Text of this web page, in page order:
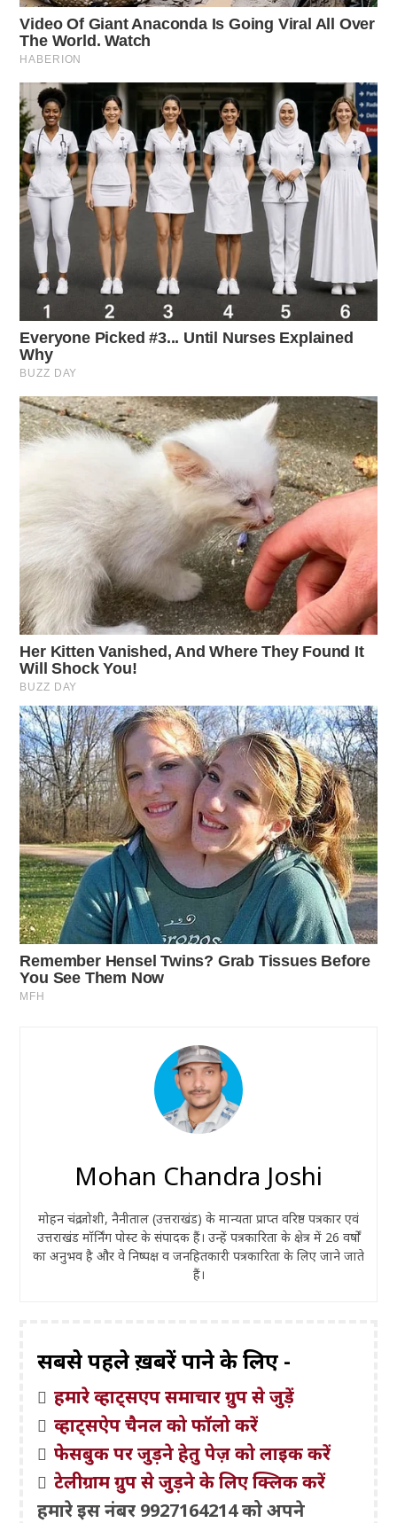
Mohan Chandra Joshi
मोहन चंद्र जोशी, नैनीताल (उत्तराखंड) के मान्यता प्राप्त वरिष्ठ पत्रकार एवं
उत्तराखंड मॉर्निंग पोस्ट के संपादक हैं। उन्हें पत्रकारिता के क्षेत्र में 26 वर्षों
का अनुभव है और वे निष्पक्ष व जनहितकारी पत्रकारिता के लिए जाने जाते
हैं।
सबसे पहले ख़बरें पाने के लिए -
हमारे व्हाट्सएप समाचार ग्रुप से जुड़ें
व्हाट्सऐप चैनल को फॉलो करें
फेसबुक पर जुड़ने हेतु पेज़ को लाइक करें
टेलीग्राम ग्रुप से जुड़ने के लिए क्लिक करें
हमारे इस नंबर 9927164214 को अपने